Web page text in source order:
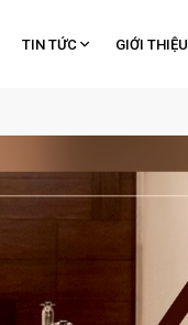
TIN TỨC GIỚI THIỆU